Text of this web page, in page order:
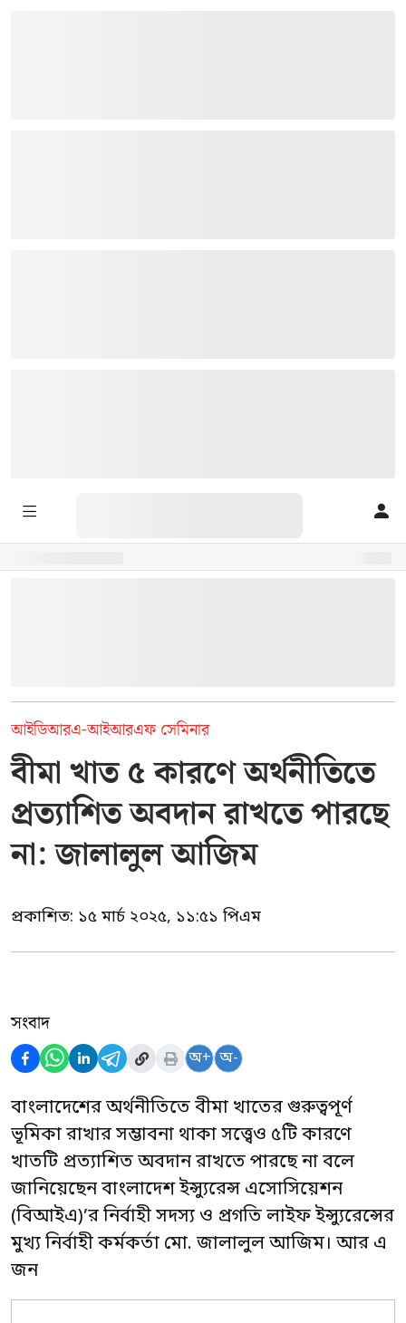
আইডিআরএ-আইআরএফ সেমিনার
বীমা খাত ৫ কারণে অর্থনীতিতে
প্রত্যাশিত অবদান রাখতে পারছে
না: জালালুল আজিম
প্রকাশিত: ১৫ মার্চ ২০২৫, ১১:৫১ পিএম
সংবাদ
অ+ অ-
বাংলাদেশের অর্থনীতিতে বীমা খাতের গুরুত্বপূর্ণ
ভূমিকা রাখার সম্ভাবনা থাকা সত্ত্বেও ৫টি কারণে
খাতটি প্রত্যাশিত অবদান রাখতে পারছে না বলে
জানিয়েছেন বাংলাদেশ ইন্স্যুরেন্স এসোসিয়েশন
(বিআইএ)’র নির্বাহী সদস্য ও প্রগতি লাইফ ইন্স্যুরেন্সের
মুখ্য নির্বাহী কর্মকর্তা মো. জালালুল আজিম। আর এ
জন